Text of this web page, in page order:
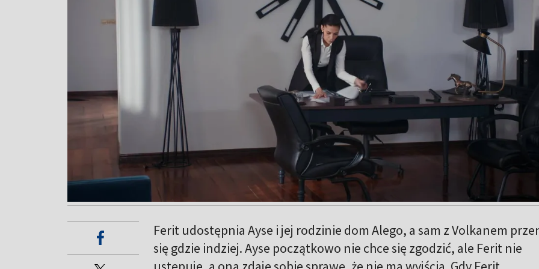
Ferit udostępnia Ayse i jej rodzinie dom Alego, a sam z Volkanem
się gdzie indziej. Ayse początkowo nie chce się zgodzić, ale Ferit nie